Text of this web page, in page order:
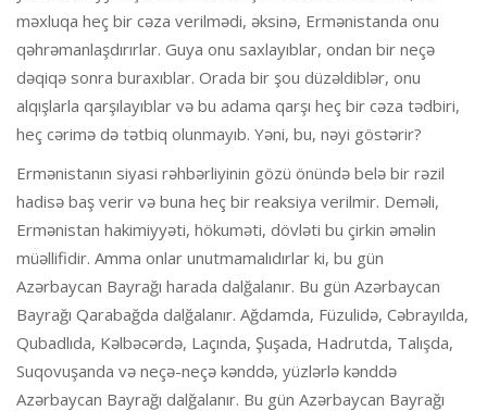
məxluqa heç bir cəza verilmədi, əksinə, Ermənistanda onu
qəhrəmanlaşdırırlar. Guya onu saxlayıblar, ondan bir neçə
dəqiqə sonra buraxıblar. Orada bir şou düzəldiblər, onu
alqışlarla qarşılayıblar və bu adama qarşı heç bir cəza tədbiri,
heç cərimə də tətbiq olunmayıb. Yəni, bu, nəyi göstərir?
Ermənistanın siyasi rəhbərliyinin gözü önündə belə bir rəzil
hadisə baş verir və buna heç bir reaksiya verilmir. Deməli,
Ermənistan hakimiyyəti, hökuməti, dövləti bu çirkin əməlin
müəllifidir. Amma onlar unutmamalıdırlar ki, bu gün
Azərbaycan Bayrağı harada dalğalanır. Bu gün Azərbaycan
Bayrağı Qarabağda dalğalanır. Ağdamda, Füzulidə, Cəbrayılda,
Qubadlıda, Kəlbəcərdə, Laçında, Şuşada, Hadrutda, Talışda,
Suqovuşanda və neçə-neçə kənddə, yüzlərlə kənddə
Azərbaycan Bayrağı dalğalanır. Bu gün Azərbaycan Bayrağı